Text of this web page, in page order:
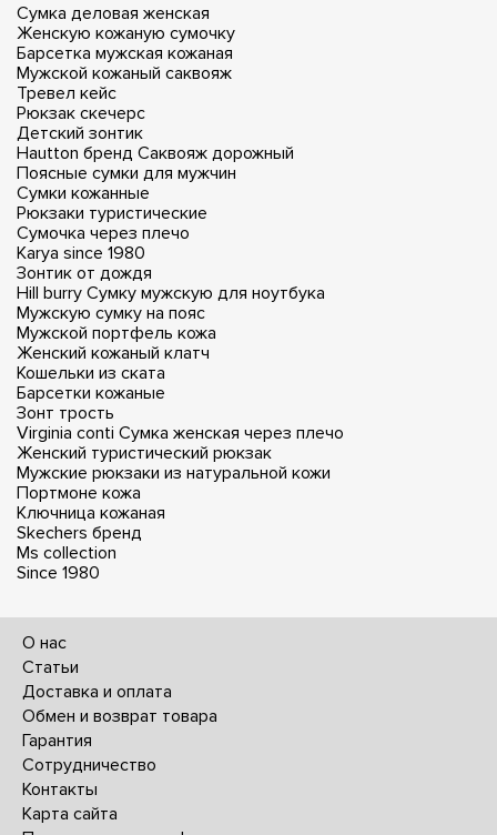
Сумка деловая женская
Женскую кожаную сумочку
Барсетка мужская кожаная
Мужской кожаный саквояж
Тревел кейс
Рюкзак скечерс
Детский зонтик
Hautton бренд Саквояж дорожный
Поясные сумки для мужчин
Сумки кожанные
Рюкзаки туристические
Сумочка через плечо
Karya since 1980
Зонтик от дождя
Hill burry Сумку мужскую для ноутбука
Мужскую сумку на пояс
Мужской портфель кожа
Женский кожаный клатч
Кошельки из ската
Барсетки кожаные
Зонт трость
Virginia conti Сумка женская через плечо
Женский туристический рюкзак
Мужские рюкзаки из натуральной кожи
Портмоне кожа
Ключница кожаная
Skechers бренд
Ms collection
Since 1980
О нас
Статьи
Доставка и оплата
Обмен и возврат товара
Гарантия
Сотрудничество
Контакты
Карта сайта